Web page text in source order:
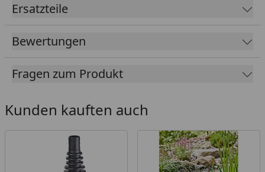
Ersatzteile
Bewertungen
Fragen zum Produkt
Kunden kauften auch